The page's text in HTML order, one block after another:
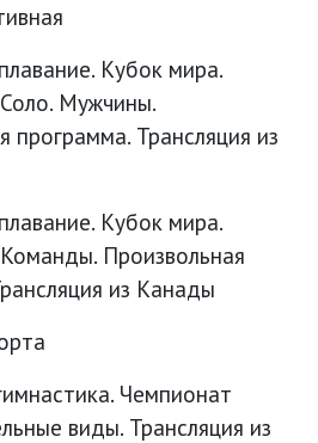
Кубок мира.
Мужчины.
программа. Трансляция из
Кубок мира.
Произвольная
из Канады
Чемпионат
виды. Трансляция из